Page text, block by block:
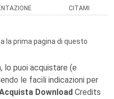
CITAMI
la prima pagina di questo
puoi acquistare (e
le facili indicazioni per
Download Credits